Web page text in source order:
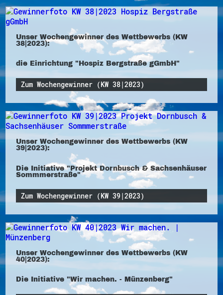
Unser Wochengewinner des Wettbewerbs (KW
38|2023):
die Einrichtung "Hospiz Bergstraße gGmbH"
Zum Wochengewinner (KW 38|2023)
Unser Wochengewinner des Wettbewerbs (KW
39|2023):
Die Initiative "Projekt Dornbusch & Sachsenhäuser
Sommmerstraße"
Zum Wochengewinner (KW 39|2023)
Unser Wochengewinner des Wettbewerbs (KW
40|2023):
Die Initiative "Wir machen. - Münzenberg"